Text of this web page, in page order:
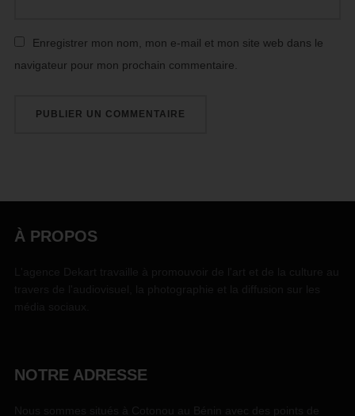
Enregistrer mon nom, mon e-mail et mon site web dans le
navigateur pour mon prochain commentaire.
À PROPOS
NOTRE ADRESSE